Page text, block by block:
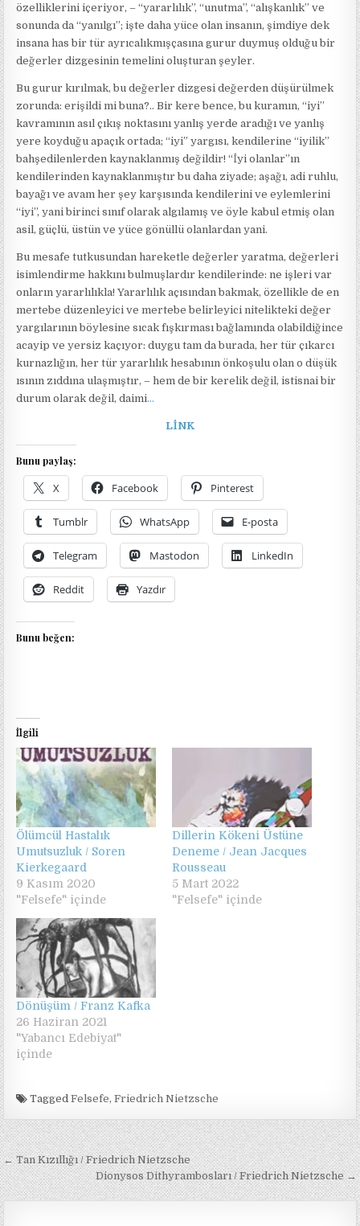
özelliklerini içeriyor, – “yararlılık”, “unutma”, “alışkanlık” ve
sonunda da “yanılgı”; işte daha yüce olan insanın, şimdiye dek
insana has bir tür ayrıcalıkmışçasına gurur duymuş olduğu bir
değerler dizgesinin temelini oluşturan şeyler.
Bu gurur kırılmak, bu değerler dizgesi değerden düşürülmek
zorunda: erişildi mi buna?.. Bir kere bence, bu kuramın, “iyi”
kavramının asıl çıkış noktasını yanlış yerde aradığı ve yanlış
yere koyduğu apaçık ortada; “iyi” yargısı, kendilerine “iyilik”
bahşedilenlerden kaynaklanmış değildir! “İyi olanlar”ın
kendilerinden kaynaklanmıştır bu daha ziyade; aşağı, adi ruhlu,
bayağı ve avam her şey karşısında kendilerini ve eylemlerini
“iyi”, yani birinci sınıf olarak algılamış ve öyle kabul etmiş olan
asil, güçlü, üstün ve yüce gönüllü olanlardan yani.
Bu mesafe tutkusundan hareketle değerler yaratma, değerleri
isimlendirme hakkını bulmuşlardır kendilerinde: ne işleri var
onların yararlılıkla! Yararlılık açısından bakmak, özellikle de en
mertebe düzenleyici ve mertebe belirleyici nitelikteki değer
yargılarının böylesine sıcak fışkırması bağlamında olabildiğince
acayip ve yersiz kaçıyor: duygu tam da burada, her tür çıkarcı
kurnazlığın, her tür yararlılık hesabının önkoşulu olan o düşük
ısının zıddına ulaşmıştır, – hem de bir kerelik değil, istisnai bir
durum olarak değil, daimi…
LİNK
Bunu paylaş:
X Facebook Pinterest
Tumblr WhatsApp E-posta
Telegram Mastodon LinkedIn
Reddit Yazdır
Bunu beğen:
İlgili
Ölümcül Hastalık
Umutsuzluk / Soren
Kierkegaard
9 Kasım 2020
"Felsefe" içinde
Dillerin Kökeni Üstüne
Deneme / Jean Jacques
Rousseau
5 Mart 2022
"Felsefe" içinde
Dönüşüm / Franz Kafka
26 Haziran 2021
"Yabancı Edebiyat"
içinde
TaggedFelsefe,Friedrich Nietzsche
Yazı
gezinmesi
← Tan Kızıllığı / Friedrich Nietzsche
Dionysos Dithyrambosları / Friedrich Nietzsche →